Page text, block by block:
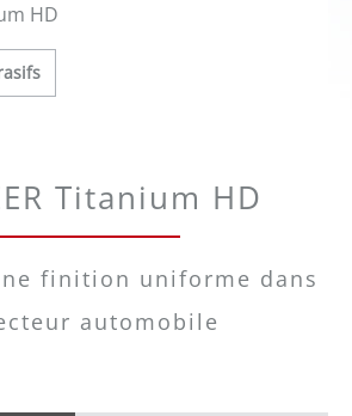
HD
Titanium HD
finition uniforme dans
automobile